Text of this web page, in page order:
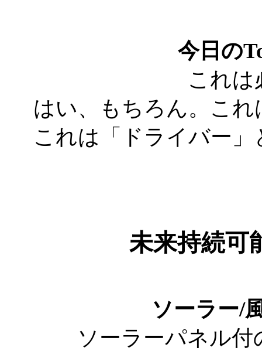
今日の
これは
はい、もちろん。こ
これは「ドライバー
未来持続可
ソーラー/
ソーラーパネル